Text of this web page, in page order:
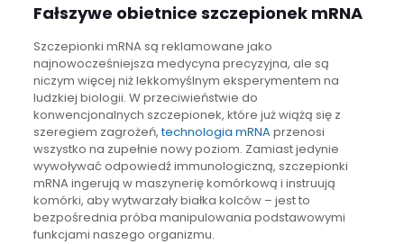
Fałszywe obietnice szczepionek mRNA
Szczepionki mRNA są reklamowane jako
najnowocześniejsza medycyna precyzyjna, ale są
niczym więcej niż lekkomyślnym eksperymentem na
ludzkiej biologii. W przeciwieństwie do
konwencjonalnych szczepionek, które już wiążą się z
szeregiem zagrożeń,technologia mRNAprzenosi
wszystko na zupełnie nowy poziom. Zamiast jedynie
wywoływać odpowiedź immunologiczną, szczepionki
mRNA ingerują w maszynerię komórkową i instruują
komórki, aby wytwarzały białka kolców – jest to
bezpośrednia próba manipulowania podstawowymi
funkcjami naszego organizmu.